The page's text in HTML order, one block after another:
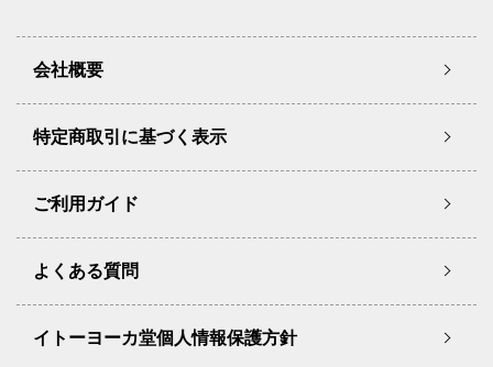
会社概要
特定商取引に基づく表示
ご利用ガイド
よくある質問
イトーヨーカ堂個人情報保護方針